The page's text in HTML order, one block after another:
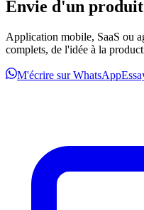
Envie d'un
Application mobile, SaaS ou
complets, de l'idée à la
M'écrire sur WhatsApp